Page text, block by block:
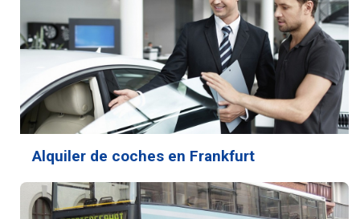
Alquiler de coches en Frankfurt